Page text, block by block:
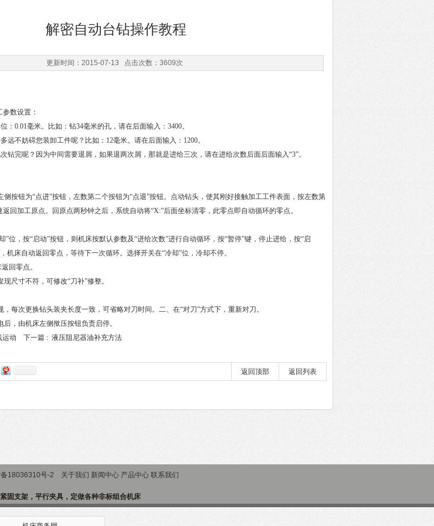
解密自动台钻操作教程
更新时间：2015-07-13 点击次数：3609次
数设置：
：0.01毫米。比如：钻34毫米的孔，请在后面输入：3400。
远不妨碍您装卸工件呢？比如：12毫米。请在后面输入：1200。
钻完呢？因为中间需要退屑，如果退两次屑，那就是进给三次，请在进给次数后面后面输入“3”。
侧按钮为“点进”按钮，左数第二个按钮为“点退”按钮。点动钻头，使其刚好接触加工工件表面，按左数第
回加工原点。回原点两秒钟之后，系统自动将“X:”后面坐标清零，此零点即自动循环的零点。
”位，按“启动”按钮，则机床按默认参数及“进给次数”进行自动循环，按“暂停”键，停止进给，按“启
机床自动返回零点，等待下一次循环。选择开关在“冷却”位，冷却不停。
回零点。
尺寸不符，可修改“刀补”修整。
每次更换钻头装夹长度一致，可省略对刀时间。二、在“对刀”方式下，重新对刀。
后，由机床左侧揿压按钮负责启停。
运动 下一篇 : 液压阻尼器油补充方法
返回列表
返回顶部
18036310号-2 关于我们 新闻中心 产品中心 联系我们
固支架，平行夹具，定做各种非标组合机床